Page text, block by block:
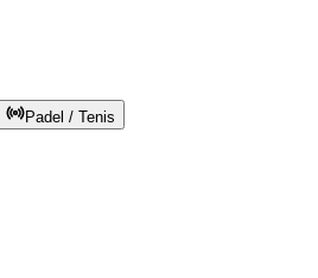
Padel / Tenis